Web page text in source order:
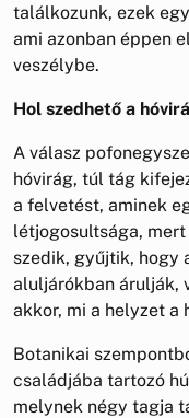
találkozunk, ezek
ami azonban éppen
veszélybe.
Hol szedhető a
A válasz
hóvirág, túl tág
a felvetést, aminek
létjogosultsága,
szedik, gyűjtik, hogy
aluljárókban árulják,
akkor, mi a helyzet a
Botanikai
családjába tartozó
melynek négy tagja